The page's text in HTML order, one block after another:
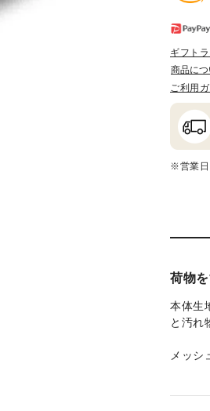
ギフト
商品に
ご利用
※営業日
荷物
本体生
と汚れ
メッシ